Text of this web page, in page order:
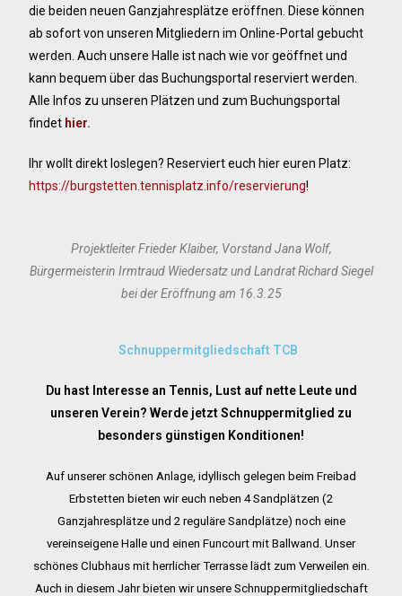
die beiden neuen Ganzjahresplätze eröffnen. Diese können
ab sofort von unseren Mitgliedern im Online-Portal gebucht
werden. Auch unsere Halle ist nach wie vor geöffnet und
kann bequem über das Buchungsportal reserviert werden.
Alle Infos zu unseren Plätzen und zum Buchungsportal
findet hier.
Ihr wollt direkt loslegen? Reserviert euch hier euren Platz:
https://burgstetten.tennisplatz.info/reservierung!
Projektleiter Frieder Klaiber, Vorstand Jana Wolf,
Bürgermeisterin Irmtraud Wiedersatz und Landrat Richard Siegel
bei der Eröffnung am 16.3.25
Schnuppermitgliedschaft TCB
Du hast Interesse an Tennis, Lust auf nette Leute und
unseren Verein? Werde jetzt Schnuppermitglied zu
besonders günstigen Konditionen!
Auf unserer schönen Anlage, idyllisch gelegen beim Freibad
Erbstetten bieten wir euch neben 4 Sandplätzen (2
Ganzjahresplätze und 2 reguläre Sandplätze) noch eine
vereinseigene Halle und einen Funcourt mit Ballwand. Unser
schönes Clubhaus mit herrlicher Terrasse lädt zum Verweilen ein.
Auch in diesem Jahr bieten wir unsere Schnuppermitgliedschaft